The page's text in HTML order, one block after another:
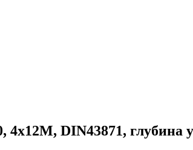
DIN43871, глубина